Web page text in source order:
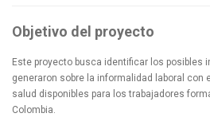
Objetivo del proyecto
Este proyecto busca identificar los posibles
generaron sobre la informalidad laboral con
salud disponibles para los trabajadores
Colombia.